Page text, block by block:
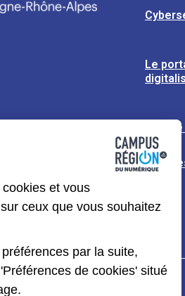
Le
et vous
ceux que vous souhaitez
par la suite,
de cookies' situé